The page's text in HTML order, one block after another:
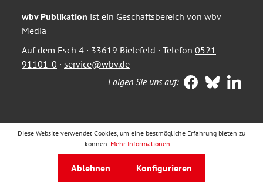
wbv Publikation ist ein Geschäftsbereich von wbv
Media
Auf dem Esch 4 · 33619 Bielefeld · Telefon 0521
91101-0 · service@wbv.de
Folgen Sie uns auf:
Diese Website verwendet Cookies, um eine bestmögliche Erfahrung bieten zu
können. Mehr Informationen ...
Ablehnen Konfigurieren